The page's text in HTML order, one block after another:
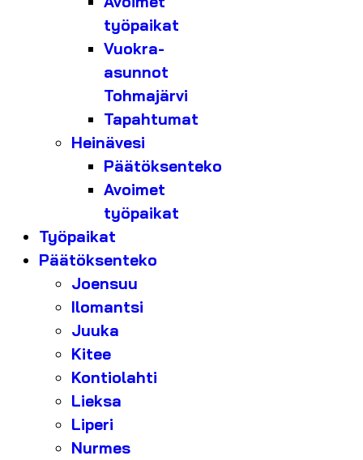
työpaikat
Vuokra-
asunnot
Tohmajärvi
Tapahtumat
Heinävesi
Päätöksenteko
Avoimet
työpaikat
Työpaikat
Päätöksenteko
Joensuu
Ilomantsi
Juuka
Kitee
Kontiolahti
Lieksa
Liperi
Nurmes